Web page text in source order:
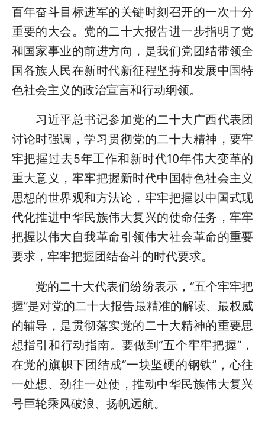
百年奋斗目标进军的关键时刻召开的一次十分
重要的大会。党的二十大报告进一步指明了党
和国家事业的前进方向，是我们党团结带领全
国各族人民在新时代新征程坚持和发展中国特
色社会主义的政治宣言和行动纲领。
习近平总书记参加党的二十大广西代表团
讨论时强调，学习贯彻党的二十大精神，要牢
牢把握过去5年工作和新时代10年伟大变革的
重大意义，牢牢把握新时代中国特色社会主义
思想的世界观和方法论，牢牢把握以中国式现
代化推进中华民族伟大复兴的使命任务，牢牢
把握以伟大自我革命引领伟大社会革命的重要
要求，牢牢把握团结奋斗的时代要求。
党的二十大代表们纷纷表示，“五个牢牢把
握”是对党的二十大报告最精准的解读、最权威
的辅导，是贯彻落实党的二十大精神的重要思
想指引和行动指南。要做到“五个牢牢把握”，
在党的旗帜下团结成“一块坚硬的钢铁”，心往
一处想、劲往一处使，推动中华民族伟大复兴
号巨轮乘风破浪、扬帆远航。